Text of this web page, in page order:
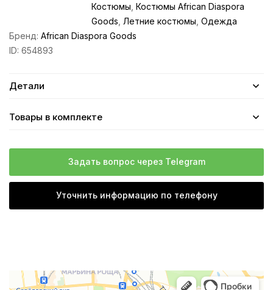
Костюмы Костюмы African Diaspora
Goods Летние костюмы Одежда
Бренд: African Diaspora Goods
ID: 654893
Детали
Товары в комплекте
Задать вопрос через Telegram
Уточнить информацию по телефону